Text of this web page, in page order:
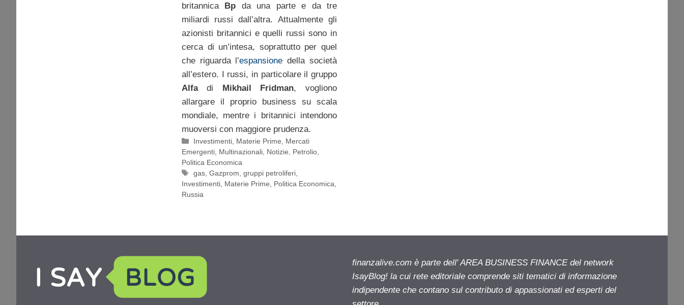
britannica Bp da una parte e da tre
miliardi russi dall’altra. Attualmente gli
azionisti britannici e quelli russi sono in
cerca di un’intesa, soprattutto per quel
che riguarda l’espansione della società
all’estero. I russi, in particolare il gruppo
Alfadi Mikhail Fridman, vogliono
allargare il proprio business su scala
mondiale, mentre i britannici intendono
muoversi con maggiore prudenza.
Categorie
Investimenti Materie Prime
Mercati
Emergenti, Multinazionali, Notizie Petrolio,
Politica Economica
Tag
gas ,Gazprom ,gruppi petroliferi
Investimenti, Materie Prime Politica Economica
Russia
finanzalive.com è parte dell' AREA BUSINESS FINANCE del network
IsayBlog! la cui rete editoriale comprende siti tematici di informazione
indipendente che contano sul contributo di appassionati ed esperti del